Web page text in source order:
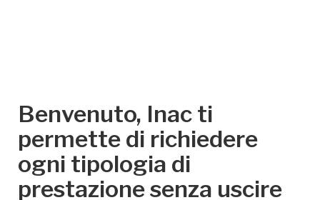
Benvenuto, Inac ti
permette di richiedere
ogni tipologia di
prestazione senza uscire